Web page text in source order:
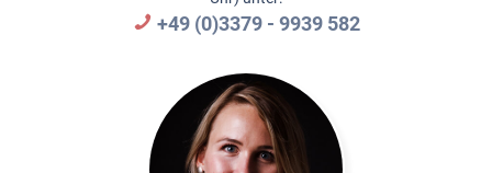
+49 (0)3379 - 9939 582